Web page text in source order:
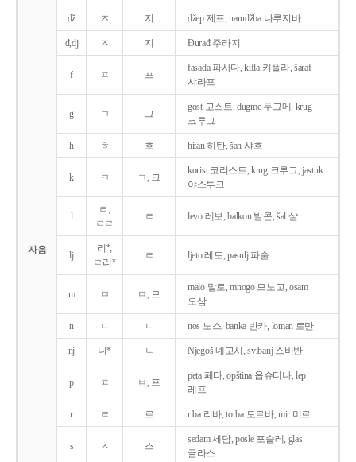
자음
dž ㅈ 지 džep 제프, narudžba 나루지바
đ,dj ㅈ 지 Ðurađ 주라지
f ㅍ 프
fasada 파사다, kifla 키플라, šaraf
샤라프
g ㄱ 그
gost 고스트, dugme 두그메, krug
크루그
h ㅎ 흐 hitan 히탄, šah 샤흐
k ㅋ ㄱ, 크
korist 코리스트, krug 크루그, jastuk
야스투크
l
ㄹ,
ㄹㄹ
ㄹ levo 레보, balkon 발콘, šal 샬
lj
리*,
ㄹ리*
ㄹ ljeto 레토, pasulj 파술
m ㅁ ㅁ, 므
malo 말로, mnogo 므노고, osam
오삼
n ㄴ ㄴ nos 노스, banka 반카, loman 로만
nj 니* ㄴ Njegoš 녜고시, svibanj 스비반
p ㅍ ㅂ, 프
peta 페타, opština 옵슈티나, lep
레프
r ㄹ 르 riba 리바, torba 토르바, mir 미르
s ㅅ 스
sedam 세담, posle 포슬레, glas
글라스